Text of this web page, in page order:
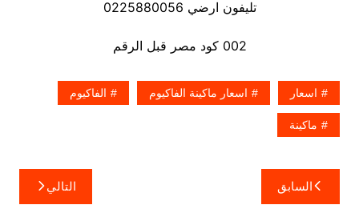
تليفون ارضي 0225880056
002 كود مصر قبل الرقم
اسعار اسعار ماكينة الفاكيوم الفاكيوم
ماكينة
تصفّح
المقالات
السابق التالي